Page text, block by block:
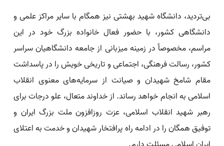
بی‌تردید، دانشگاه شهید بهشتی نیز همگام با سایر مراکز علمی و
دانشگاهی کشور، با حضور فعال خانواده بزرگ خود در این
مراسم، مخصوصاً در زمینه میزبانی از جامعه دانشگاهیان سراسر
کشور، رسالت فرهنگی، اجتماعی و تاریخی خویش را در پاسداشت
مقام شامخ شهیدان و صیانت از سرمایه‌های معنوی انقلاب
اسلامی به انجام خواهد رساند. از خداوند متعال، علو درجات برای
رهبر شهید انقلاب اسلامی، عزت روزافزون ملت بزرگ ایران و
توفیق همگان را در ادامه راه پرافتخار شهیدان و خدمت به اعتلای